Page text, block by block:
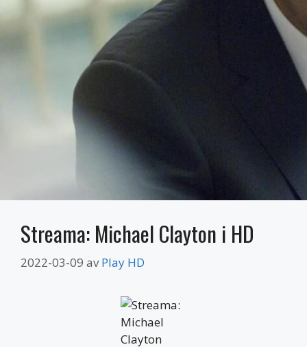
Streama: Michael Clayton i HD
2022-03-09 avPlay HD